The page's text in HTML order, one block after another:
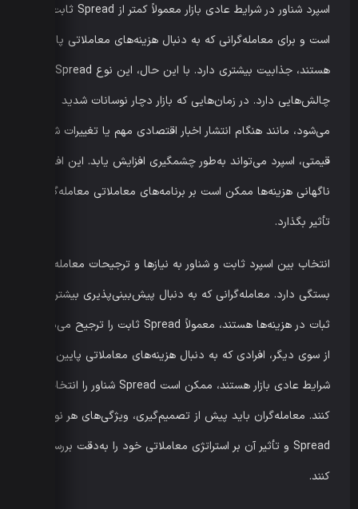
اسپرد شناور در شرایط عادی بازار معمولاً کمتر از Spread ثابت
است و برای معامله‌گرانی که به دنبال هزینه‌های معاملاتی پایین‌تر
چالش‌هایی دارد. در زمان‌هایی که بازار دچار نوسانات شدید
می‌شود، مانند هنگام انتشار اخبار اقتصادی مهم یا تغییرات شدید
قیمتی، اسپرد می‌تواند به‌طور چشمگیری افزایش یابد. این افزایش
ناگهانی هزینه‌ها ممکن است بر برنامه‌های معاملاتی معامله‌گران
تأثیر بگذارد.
انتخاب بین اسپرد ثابت و شناور به نیازها و ترجیحات معامله‌گر
بستگی دارد. معامله‌گرانی که به دنبال پیش‌بینی‌پذیری بیشتر و
ثبات در هزینه‌ها هستند، معمولاً Spread ثابت را ترجیح می‌دهند.
از سوی دیگر، افرادی که به دنبال هزینه‌های معاملاتی پایین‌تر در
شرایط عادی بازار هستند، ممکن است Spread شناور را انتخاب
کنند. معامله‌گران باید پیش از تصمیم‌گیری، ویژگی‌های هر نوع
Spread و تأثیر آن بر استراتژی معاملاتی خود را به‌دقت بررسی
کنند.